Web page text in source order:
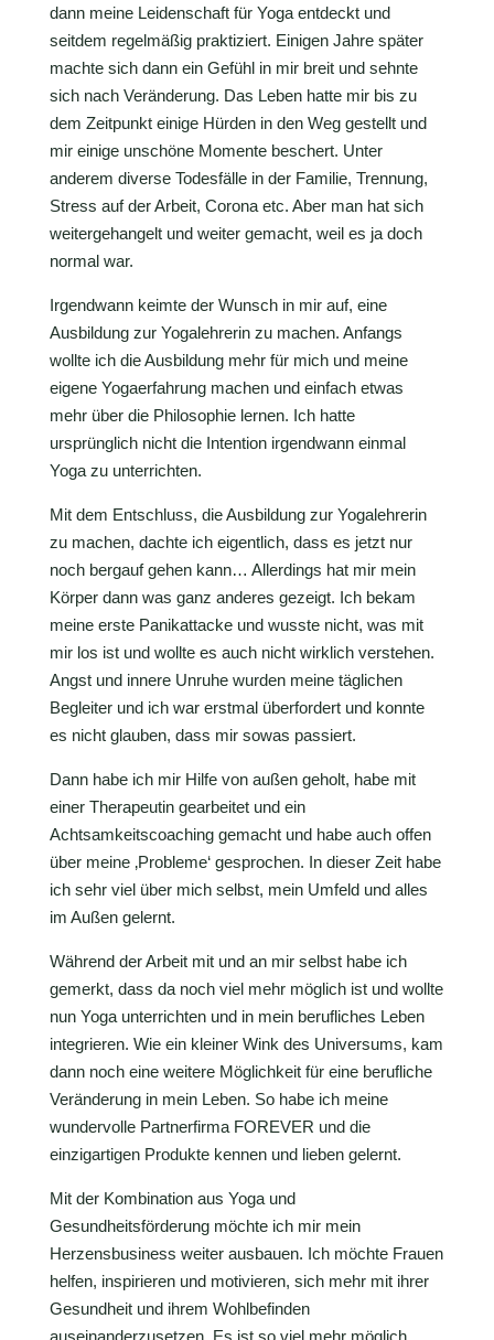
dann meine Leidenschaft für Yoga entdeckt und
seitdem regelmäßig praktiziert. Einigen Jahre später
machte sich dann ein Gefühl in mir breit und sehnte
sich nach Veränderung. Das Leben hatte mir bis zu
dem Zeitpunkt einige Hürden in den Weg gestellt und
mir einige unschöne Momente beschert. Unter
anderem diverse Todesfälle in der Familie, Trennung,
Stress auf der Arbeit, Corona etc. Aber man hat sich
weitergehangelt und weiter gemacht, weil es ja doch
normal war.
Irgendwann keimte der Wunsch in mir auf, eine
Ausbildung zur Yogalehrerin zu machen. Anfangs
wollte ich die Ausbildung mehr für mich und meine
eigene Yogaerfahrung machen und einfach etwas
mehr über die Philosophie lernen. Ich hatte
ursprünglich nicht die Intention irgendwann einmal
Yoga zu unterrichten.
Mit dem Entschluss, die Ausbildung zur Yogalehrerin
zu machen, dachte ich eigentlich, dass es jetzt nur
noch bergauf gehen kann… Allerdings hat mir mein
Körper dann was ganz anderes gezeigt. Ich bekam
meine erste Panikattacke und wusste nicht, was mit
mir los ist und wollte es auch nicht wirklich verstehen.
Angst und innere Unruhe wurden meine täglichen
Begleiter und ich war erstmal überfordert und konnte
es nicht glauben, dass mir sowas passiert.
Dann habe ich mir Hilfe von außen geholt, habe mit
einer Therapeutin gearbeitet und ein
Achtsamkeitscoaching gemacht und habe auch offen
über meine ‚Probleme‘ gesprochen. In dieser Zeit habe
ich sehr viel über mich selbst, mein Umfeld und alles
im Außen gelernt.
Während der Arbeit mit und an mir selbst habe ich
gemerkt, dass da noch viel mehr möglich ist und wollte
nun Yoga unterrichten und in mein berufliches Leben
integrieren. Wie ein kleiner Wink des Universums, kam
dann noch eine weitere Möglichkeit für eine berufliche
Veränderung in mein Leben. So habe ich meine
wundervolle Partnerfirma FOREVER und die
einzigartigen Produkte kennen und lieben gelernt.
Mit der Kombination aus Yoga und
Gesundheitsförderung möchte ich mir mein
Herzensbusiness weiter ausbauen. Ich möchte Frauen
helfen, inspirieren und motivieren, sich mehr mit ihrer
Gesundheit und ihrem Wohlbefinden
auseinanderzusetzen. Es ist so viel mehr möglich,